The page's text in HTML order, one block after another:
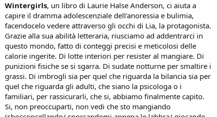
Wintergirls, un libro di Laurie Halse Anderson, ci aiuta a
capire il dramma adolescenziale dell'anoressia e bulimia,
facendocelo vedere attraverso gli occhi di Lia, la protagonista.
Grazie alla sua abilità letteraria, riusciamo ad addentrarci in
questo mondo, fatto di conteggi precisi e meticolosi delle
calorie ingerite. Di lotte interiori per resister al mangiare. Di
punizioni fisiche se si sgarra. Di sudate notturne per smaltire i
grassi. Di imbrogli sia per quel che riguarda la bilancia sia per
quel che riguarda gli adulti, che siano la psicologa o i
familiari, per rassicurarli, che si, abbiamo finalmente capito.
Si, non preoccuparti, non vedi che sto mangiando